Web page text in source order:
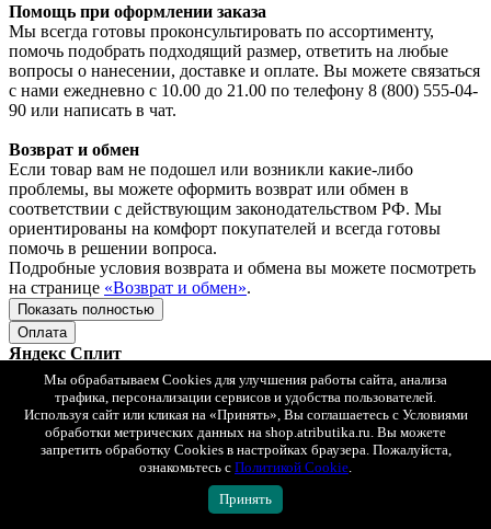
Помощь при оформлении заказа
Мы всегда готовы проконсультировать по ассортименту,
помочь подобрать подходящий размер, ответить на любые
вопросы о нанесении, доставке и оплате. Вы можете связаться
с нами ежедневно с 10.00 до 21.00 по телефону 8 (800) 555-04-
90 или написать в чат.
Возврат и обмен
Если товар вам не подошел или возникли какие-либо
проблемы, вы можете оформить возврат или обмен в
соответствии с действующим законодательством РФ. Мы
ориентированы на комфорт покупателей и всегда готовы
помочь в решении вопроса.
Подробные условия возврата и обмена вы можете посмотреть
на странице «Возврат и обмен».
Показать полностью
Оплата
Яндекс Сплит
При любом способе доставке вы можете выбрать оплату
Яндекс Сплит.
Так же просто, как платить обычной картой. Только сумма
списывается не сразу, а постепенно, равными частями.
Сплит — сервис рассрочки, который делит оплату покупки на
4 части. В момент покупки нужно заплатить только ¼ от
суммы, дальше — 3 платежа раз в 2 недели.
Без комиссии, оплачиваете только стоимость заказа.
Мы обрабатываем Cookies для улучшения работы сайта, анализа
трафика, персонализации сервисов и удобства пользователей.
Используя сайт или кликая на «Принять», Вы соглашаетесь с Условиями
обработки метрических данных на shop.atributika.ru. Вы можете
запретить обработку Cookies в настройках браузера. Пожалуйста,
ознакомьтесь с Политикой Cookie.
Принять